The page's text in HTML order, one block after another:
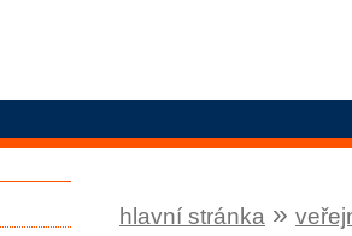
hlavní stránka »